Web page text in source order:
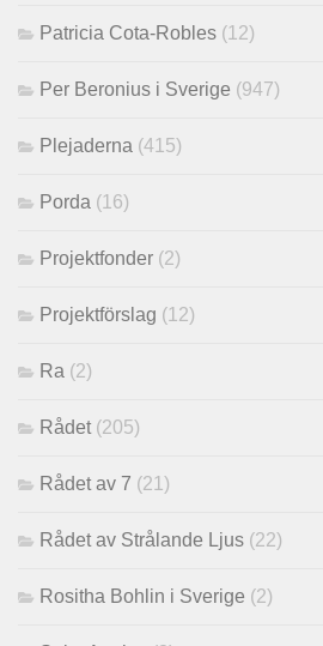
Patricia Cota-Robles (12)
Per Beronius i Sverige (947)
Plejaderna (415)
Porda (16)
Projektfonder (2)
Projektförslag (12)
Ra (2)
Rådet (205)
Rådet av 7 (21)
Rådet av Strålande Ljus (22)
Rositha Bohlin i Sverige (2)